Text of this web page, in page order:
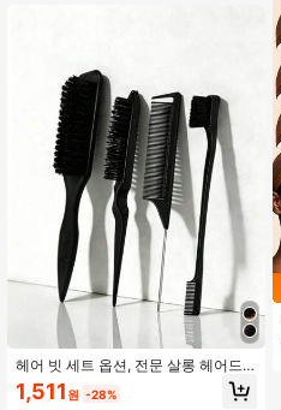
헤어 빗 세트 옵션, 전문 살롱 헤어드
레싱 도구 세트, 엉킴 방지, 볼륨 추가
및 섹셔닝, 엣지 컨트롤 헤어 빗 세트
1,511 원 -28%